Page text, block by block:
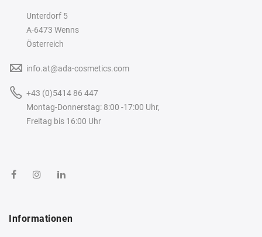
Unterdorf 5
A-6473 Wenns
Österreich
info.at@ada-cosmetics.com
+43 (0)5414 86 447
Montag-Donnerstag: 8:00 -17:00 Uhr,
Freitag bis 16:00 Uhr
Informationen